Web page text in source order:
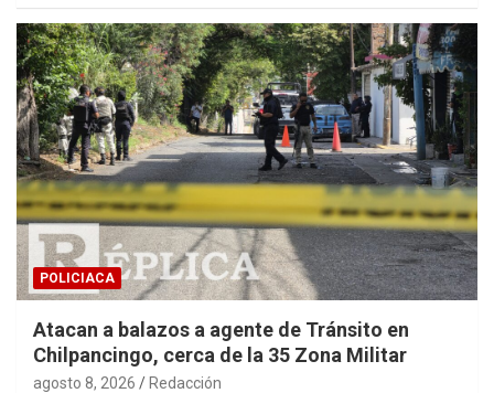
POLICIACA
Atacan a balazos a agente de Tránsito en
Chilpancingo, cerca de la 35 Zona Militar
agosto 8, 2026 Redacción